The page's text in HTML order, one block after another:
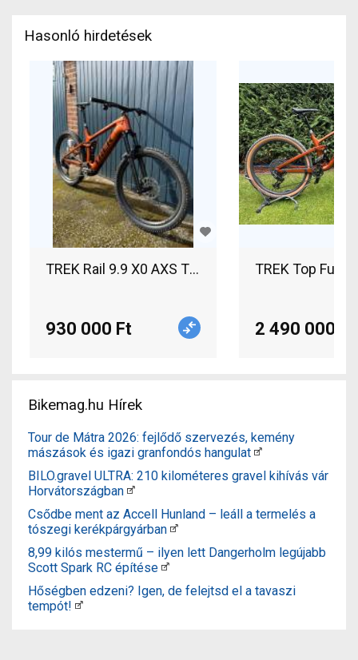
Hasonló hirdetések
TREK Rail 9.9 X0 AXS T-Type Gen 4
930 000 Ft
TREK Top Fuel
2 490 000 Ft
Bikemag.hu Hírek
Tour de Mátra 2026: fejlődő szervezés, kemény
mászások és igazi granfondós hangulat
BILO.gravel ULTRA: 210 kilométeres gravel kihívás vár
Horvátországban
Csődbe ment az Accell Hunland – leáll a termelés a
tószegi kerékpárgyárban
8,99 kilós mestermű – ilyen lett Dangerholm legújabb
Scott Spark RC építése
Hőségben edzeni? Igen, de felejtsd el a tavaszi
tempót!